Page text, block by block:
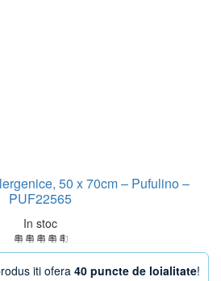
50 x 70cm – Pufulino –
PUF22565
In stoc
iti ofera 40 puncte de loialitate!